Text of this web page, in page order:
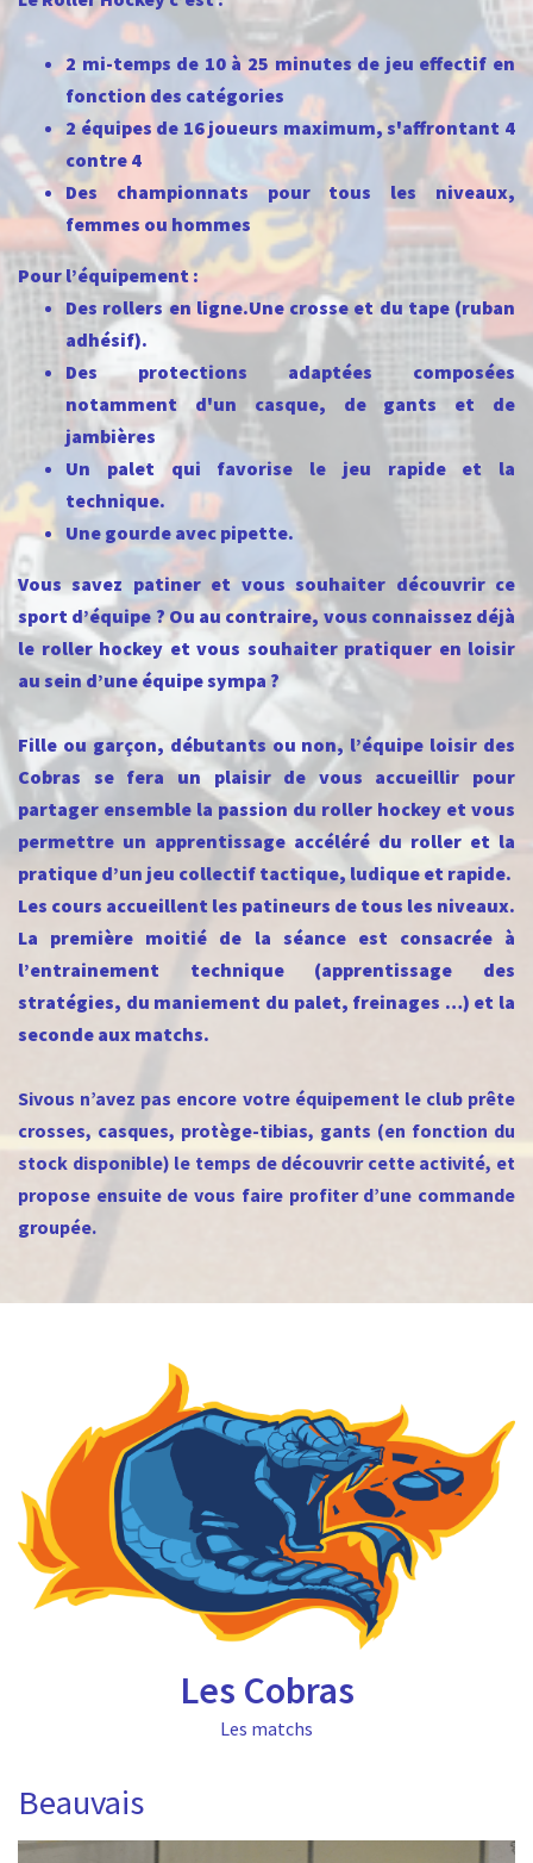
2 mi-temps de 10 à 25 minutes de jeu effectif en
fonction des catégories
2 équipes de 16 joueurs maximum, s'affrontant 4
contre 4
Des championnats pour tous les niveaux,
femmes ou hommes
Pour l’équipement :
Des rollers en ligne.Une crosse et du tape (ruban
adhésif).
Des protections adaptées composées
notamment d'un casque, de gants et de
jambières
Un palet qui favorise le jeu rapide et la
technique.
Une gourde avec pipette.
Vous savez patiner et vous souhaiter découvrir ce
sport d’équipe ? Ou au contraire, vous connaissez déjà
le roller hockey et vous souhaiter pratiquer en loisir
au sein d’une équipe sympa ?
Fille ou garçon, débutants ou non, l’équipe loisir des
Cobras se fera un plaisir de vous accueillir pour
partager ensemble la passion du roller hockey et vous
permettre un apprentissage accéléré du roller et la
pratique d’un jeu collectif tactique, ludique et rapide.
Les cours accueillent les patineurs de tous les niveaux.
La première moitié de la séance est consacrée à
l’entrainement technique (apprentissage des
stratégies, du maniement du palet, freinages …) et la
seconde aux matchs.
Sivous n’avez pas encore votre équipement le club prête
crosses, casques, protège-tibias, gants (en fonction du
stock disponible) le temps de découvrir cette activité, et
propose ensuite de vous faire profiter d’une commande
groupée.
Les Cobras
Les matchs
Beauvais